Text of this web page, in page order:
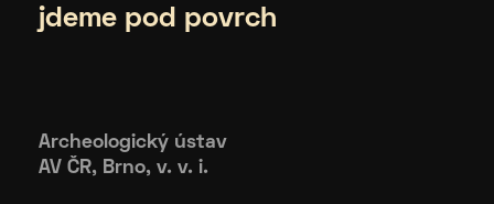
jdeme pod povrch
Archeologický ústav
AV ČR, Brno, v. v. i.